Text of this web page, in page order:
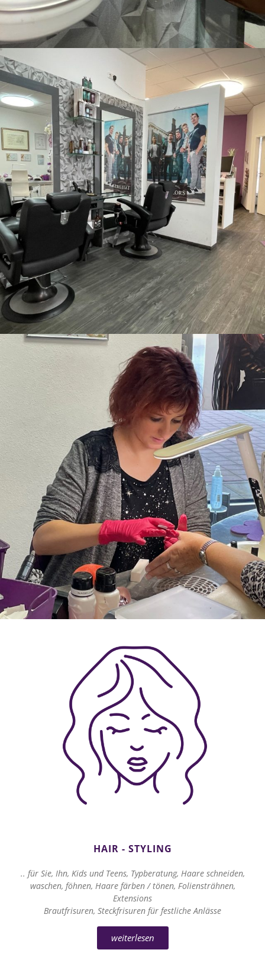
HAIR - STYLING
.. für Sie, Ihn, Kids und Teens, Typberatung, Haare schneiden,
waschen, föhnen, Haare färben / tönen, Foliensträhnen,
Extensions
Brautfrisuren, Steckfrisuren für festliche Anlässe
weiterlesen